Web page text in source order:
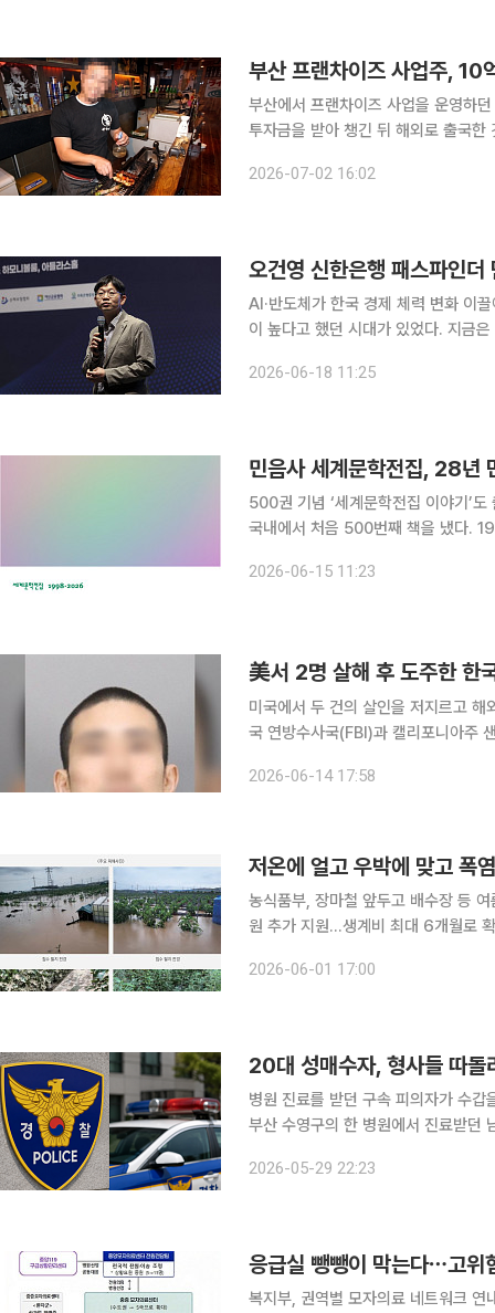
부산에서 프랜차이즈 사업을 운영하
투자금을 받아 챙긴 뒤 해외로 출국한 것으로 알
고소인들은 A씨가 2024년 7월부터
2026-07-02 16:02
AI·반도체가 한국 경제 체력 변화 이끌어"
이 높다고 했던 시대가 있었다. 지금
강남구 웨스틴 서울 파르나스에서 열
2026-06-18 11:25
민음사 세계문학전집, 28년
500권 기념 ‘세계문학전집 이야기’도 출간 민음사 세계문학전집이 2026년 6월 단일
국내에서 처음 500번째 책을 냈다.
2026-06-15 11:23
美서 2명 살해 후 도주한 한
미국에서 두 건의 살인을 저지르고 해외로 도
국 연방수사국(FBI)과 캘리포니아주
년 6월 캘리포니아주 새너제이에서
2026-06-14 17:58
저온에 얼고 우박에 맞고 폭
농식품부, 장마철 앞두고 배수장 등
원 추가 지원…생계비 최대 6개월로 확대 지난해 농촌은 계절마다 다른 재해를 맞았다. 봄
병 피해가 겹치면서 농가 피해는 특정
2026-06-01 17:00
20대 성매수자, 형사들 따
병원 진료를 받던 구속 피의자가 수갑을 풀고 도주했다. 29일 부산
부산 수영구의 한 병원에서 진료받던 남성 A씨
2026-05-29 22:23
응급실 뺑뺑이 막는다⋯고위
복지부, 권역별 모자의료 네트워크